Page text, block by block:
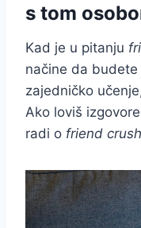
s tom
Kad je u pitanju
načine da
zajedničko
Ako loviš
radi o friend crush